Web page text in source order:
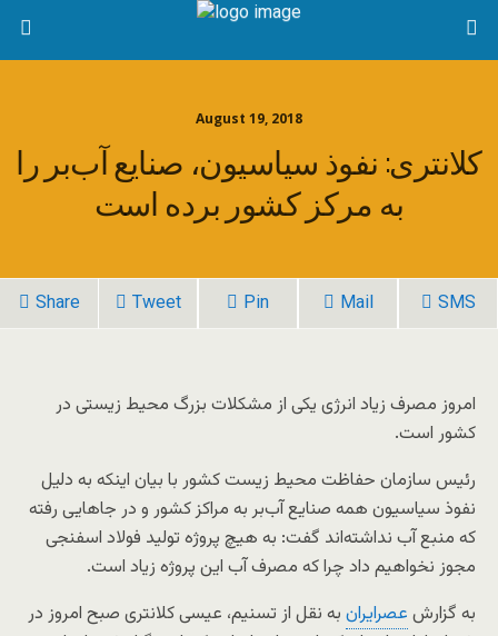
August 19, 2018
کلانتری: نفوذ سیاسیون، صنایع آب‌بر را
به مرکز کشور برده است
Share Tweet Pin Mail SMS
امروز مصرف زیاد انرژی یکی از مشکلات بزرگ محیط زیستی در
کشور است.
رئیس سازمان حفاظت محیط زیست کشور با بیان اینکه به دلیل
نفوذ سیاسیون همه صنایع آب‌بر به مراکز کشور و در جاهایی رفته
که منبع آب نداشته‌اند گفت: به هیچ پروژه تولید فولاد اسفنجی
مجوز نخواهیم داد چرا که مصرف آب این پروژه زیاد است.
به گزارش عصرایران به نقل از تسنیم، عیسی کلانتری صبح امروز در